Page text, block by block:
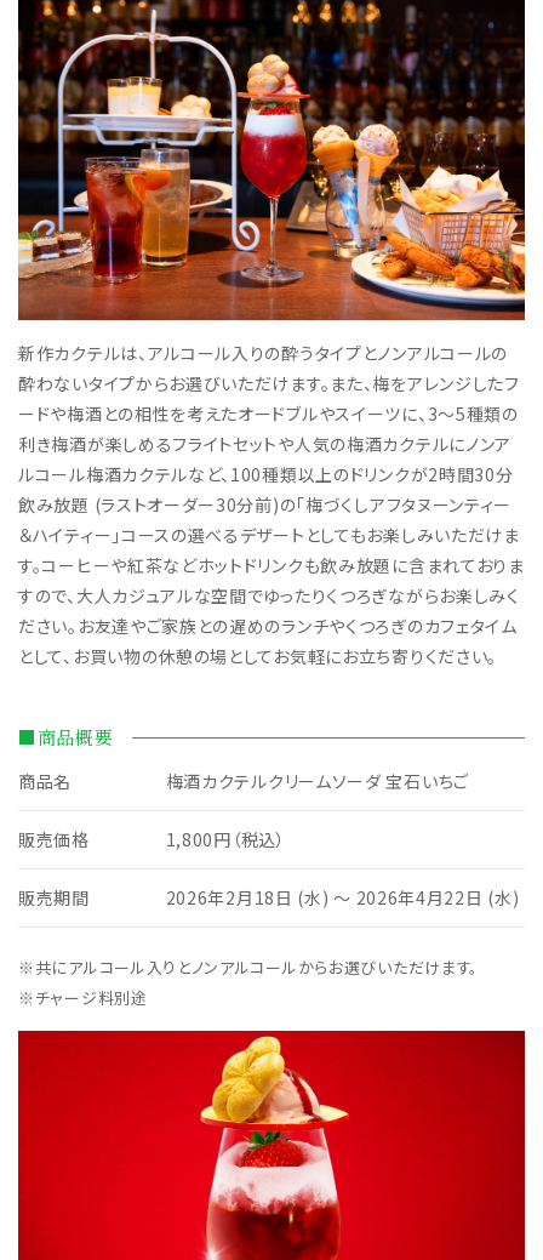
新作カクテルは、アルコール入りの酔うタイプとノンアルコールの
酔わないタイプからお選びいただけます。また、梅をアレンジしたフ
ードや梅酒との相性を考えたオードブルやスイーツに、3～5種類の
利き梅酒が楽しめるフライトセットや人気の梅酒カクテルにノンア
ルコール梅酒カクテルなど、100種類以上のドリンクが2時間30分
飲み放題 (ラストオーダー30分前)の「梅づくしアフタヌーンティー
＆ハイティー」コースの選べるデザートとしてもお楽しみいただけま
す。コーヒーや紅茶などホットドリンクも飲み放題に含まれておりま
すので、大人カジュアルな空間でゆったりくつろぎながらお楽しみく
ださい。お友達やご家族との遅めのランチやくつろぎのカフェタイム
として、お買い物の休憩の場としてお気軽にお立ち寄りください。
■商品概要
商品名 梅酒カクテルクリームソーダ 宝石いちご
販売価格 1,800円（税込）
販売期間 2026年2月18日 (水) ～ 2026年4月22日 (水)
※共にアルコール入りとノンアルコールからお選びいただけます。
※チャージ料別途